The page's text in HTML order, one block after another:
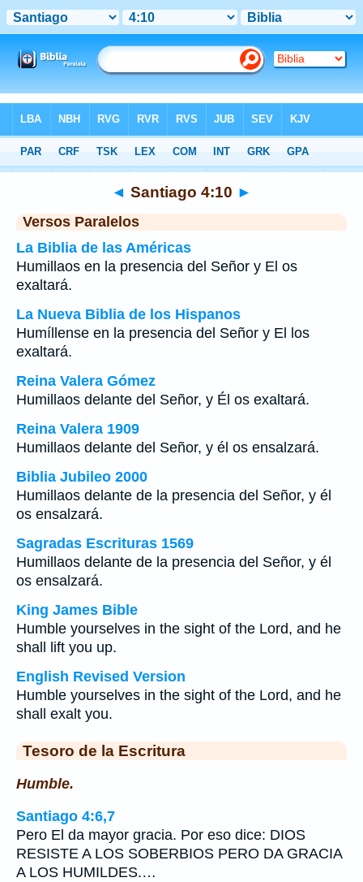
>Santiago Capítulo 4 > Verso 10
◄ Santiago 4:10 ►
Versos Paralelos
La Biblia de las Américas
Humillaos en la presencia del Señor y El os
exaltará.
La Nueva Biblia de los Hispanos
Humíllense en la presencia del Señor y El los
exaltará.
Reina Valera Gómez
Humillaos delante del Señor, y Él os exaltará.
Reina Valera 1909
Humillaos delante del Señor, y él os ensalzará.
Biblia Jubileo 2000
Humillaos delante de la presencia del Señor, y él
os ensalzará.
Sagradas Escrituras 1569
Humillaos delante de la presencia del Señor, y él
os ensalzará.
King James Bible
Humble yourselves in the sight of the Lord, and he
shall lift you up.
English Revised Version
Humble yourselves in the sight of the Lord, and he
shall exalt you.
Tesoro de la Escritura
Humble.
Santiago 4:6,7
Pero El da mayor gracia. Por eso dice: DIOS
RESISTE A LOS SOBERBIOS PERO DA GRACIA
A LOS HUMILDES.…